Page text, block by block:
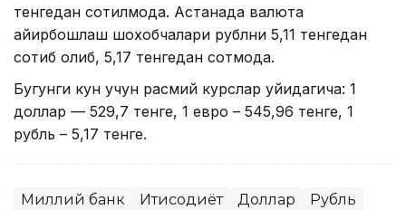
тенгедан сотилмоқда. Астанада валюта
айирбошлаш шохобчалари рублни 5,11 тенгедан
сотиб олиб, 5,17 тенгедан сотмоқда.
Бугунги кун учун расмий курслар қуйидагича: 1
доллар — 529,7 тенге, 1 евро – 545,96 тенге, 1
рубль – 5,17 тенге.
Миллий банк Иқтисодиёт Доллар Рубль